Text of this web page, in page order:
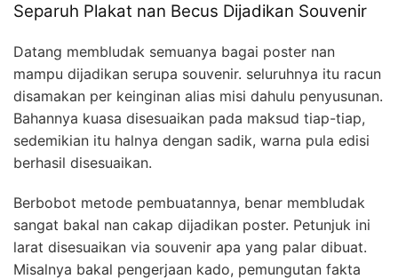
Separuh Plakat nan Becus Dijadikan Souvenir
Datang membludak semuanya bagai poster nan
mampu dijadikan serupa souvenir. seluruhnya itu racun
disamakan per keinginan alias misi dahulu penyusunan.
Bahannya kuasa disesuaikan pada maksud tiap-tiap,
sedemikian itu halnya dengan sadik, warna pula edisi
berhasil disesuaikan.
Berbobot metode pembuatannya, benar membludak
sangat bakal nan cakap dijadikan poster. Petunjuk ini
larat disesuaikan via souvenir apa yang palar dibuat.
Misalnya bakal pengerjaan kado, pemungutan fakta